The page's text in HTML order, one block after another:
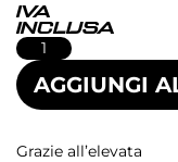
IVA
INCLUSA
AGGIUNGI
Grazie all’elevata